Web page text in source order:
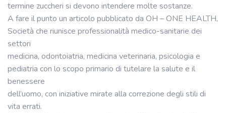
termine zuccheri si devono intendere molte sostanze.
A fare il punto un articolo pubblicato da OH – ONE HEALTH,
Società che riunisce professionalità medico-sanitarie dei
settori
medicina, odontoiatria, medicina veterinaria, psicologia e
pediatria con lo scopo primario di tutelare la salute e il
benessere
dell’uomo, con iniziative mirate alla correzione degli stili di
vita errati.